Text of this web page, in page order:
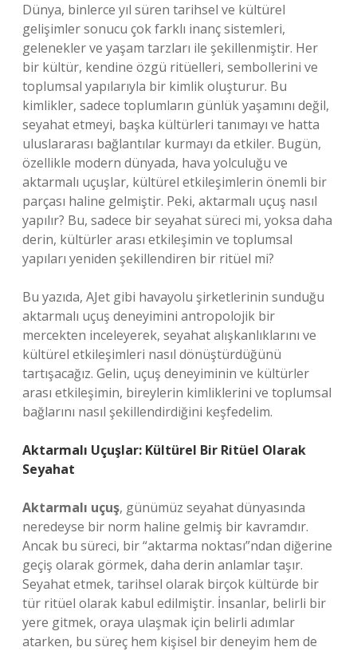
Dünya, binlerce yıl süren tarihsel ve kültürel
gelişimler sonucu çok farklı inanç sistemleri,
gelenekler ve yaşam tarzları ile şekillenmiştir. Her
bir kültür, kendine özgü ritüelleri, sembollerini ve
toplumsal yapılarıyla bir kimlik oluşturur. Bu
kimlikler, sadece toplumların günlük yaşamını değil,
seyahat etmeyi, başka kültürleri tanımayı ve hatta
uluslararası bağlantılar kurmayı da etkiler. Bugün,
özellikle modern dünyada, hava yolculuğu ve
aktarmalı uçuşlar, kültürel etkileşimlerin önemli bir
parçası haline gelmiştir. Peki, aktarmalı uçuş nasıl
yapılır? Bu, sadece bir seyahat süreci mi, yoksa daha
derin, kültürler arası etkileşimin ve toplumsal
yapıları yeniden şekillendiren bir ritüel mi?
Bu yazıda, AJet gibi havayolu şirketlerinin sunduğu
aktarmalı uçuş deneyimini antropolojik bir
mercekten inceleyerek, seyahat alışkanlıklarını ve
kültürel etkileşimleri nasıl dönüştürdüğünü
tartışacağız. Gelin, uçuş deneyiminin ve kültürler
arası etkileşimin, bireylerin kimliklerini ve toplumsal
bağlarını nasıl şekillendirdiğini keşfedelim.
Aktarmalı Uçuşlar: Kültürel Bir Ritüel Olarak
Seyahat
Aktarmalı uçuş, günümüz seyahat dünyasında
neredeyse bir norm haline gelmiş bir kavramdır.
Ancak bu süreci, bir “aktarma noktası”ndan diğerine
geçiş olarak görmek, daha derin anlamlar taşır.
Seyahat etmek, tarihsel olarak birçok kültürde bir
tür ritüel olarak kabul edilmiştir. İnsanlar, belirli bir
yere gitmek, oraya ulaşmak için belirli adımlar
atarken, bu süreç hem kişisel bir deneyim hem de